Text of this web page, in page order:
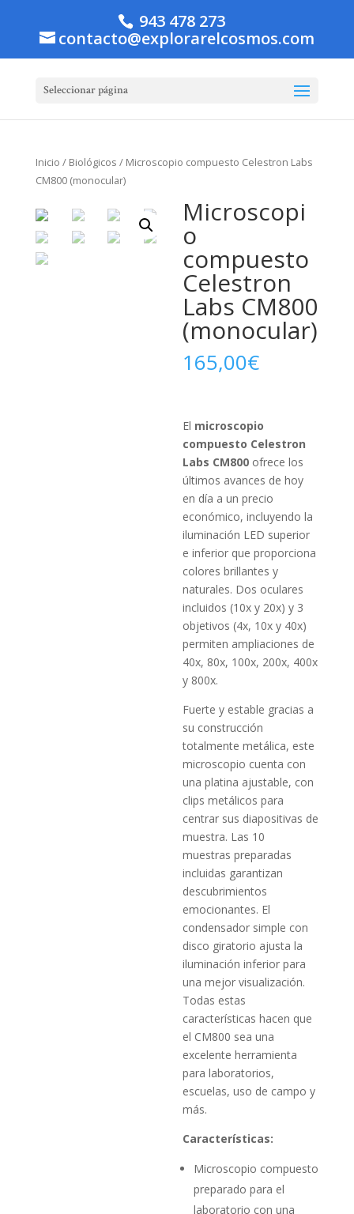
943 478 273
contacto@explorarelcosmos.com
Seleccionar página
Inicio / Biológicos / Microscopio compuesto Celestron Labs
CM800 (monocular)
Microscopi
o
compuesto
Celestron
Labs CM800
(monocular)
165,00€
El microscopio
compuesto Celestron
Labs CM800 ofrece los
últimos avances de hoy
en día a un precio
económico, incluyendo la
iluminación LED superior
e inferior que proporciona
colores brillantes y
naturales. Dos oculares
incluidos (10x y 20x) y 3
objetivos (4x, 10x y 40x)
permiten ampliaciones de
40x, 80x, 100x, 200x, 400x
y 800x.
Fuerte y estable gracias a
su construcción
totalmente metálica, este
microscopio cuenta con
una platina ajustable, con
clips metálicos para
centrar sus diapositivas de
muestra. Las 10
muestras preparadas
incluidas garantizan
descubrimientos
emocionantes. El
condensador simple con
disco giratorio ajusta la
iluminación inferior para
una mejor visualización.
Todas estas
características hacen que
el CM800 sea una
excelente herramienta
para laboratorios,
escuelas, uso de campo y
más.
Características:
Microscopio compuesto
preparado para el
laboratorio con una